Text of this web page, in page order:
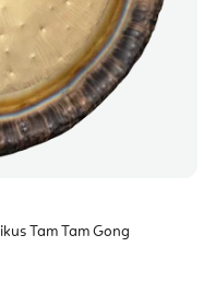
Tam Tam Gong